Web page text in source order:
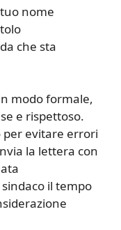
nome
che sta
modo formale,
e rispettoso.
evitare errori
la lettera con
il tempo